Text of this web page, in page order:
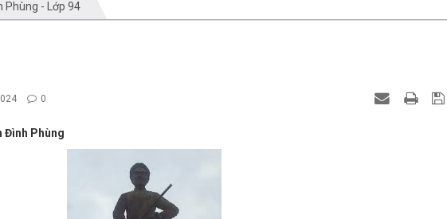
Phùng - Lớp 94
0
Đình Phùng